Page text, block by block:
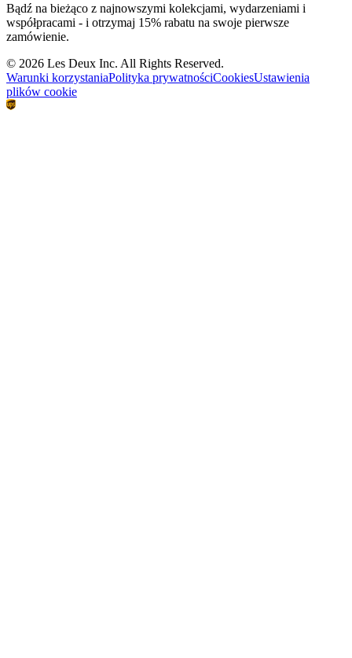
Bądź na bieżąco z najnowszymi kolekcjami, wydarzeniami i
współpracami - i otrzymaj 15% rabatu na swoje pierwsze
zamówienie.
© 2026 Les Deux Inc. All Rights Reserved.
Warunki korzystaniaPolityka prywatnościCookiesUstawienia
plików cookie